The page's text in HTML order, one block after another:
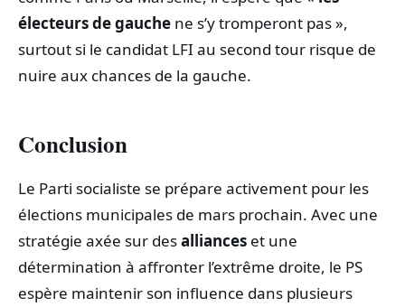
électeurs de gauche ne s’y tromperont pas »,
surtout si le candidat LFI au second tour risque de
nuire aux chances de la gauche.
Conclusion
Le Parti socialiste se prépare activement pour les
élections municipales de mars prochain. Avec une
stratégie axée sur desalliances et une
détermination à affronter l’extrême droite, le PS
espère maintenir son influence dans plusieurs